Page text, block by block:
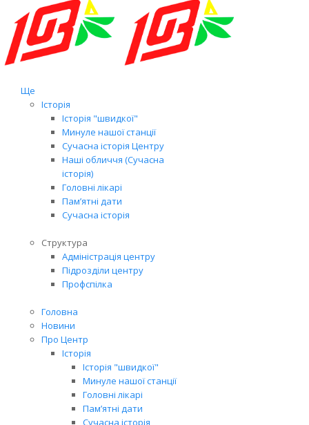
Ще
Історія
Історія "швидкої"
Минуле нашої станції
Сучасна історія Центру
Наші обличчя (Сучасна
історія)
Головні лікарі
Пам’ятні дати
Сучасна історія
Структура
Адміністрація центру
Підрозділи центру
Профспілка
Головна
Новини
Про Центр
Історія
Історія "швидкої"
Минуле нашої станції
Головні лікарі
Пам’ятні дати
Сучасна історія